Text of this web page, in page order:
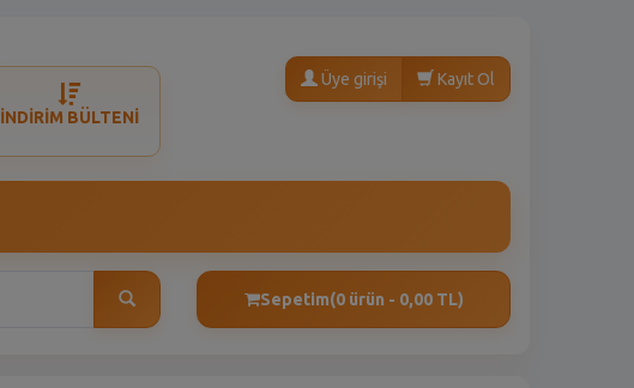
İNDİRİM BÜLTENİ
Üye girişi Kayıt Ol
Sepetim(0 ürün - 0,00 TL)